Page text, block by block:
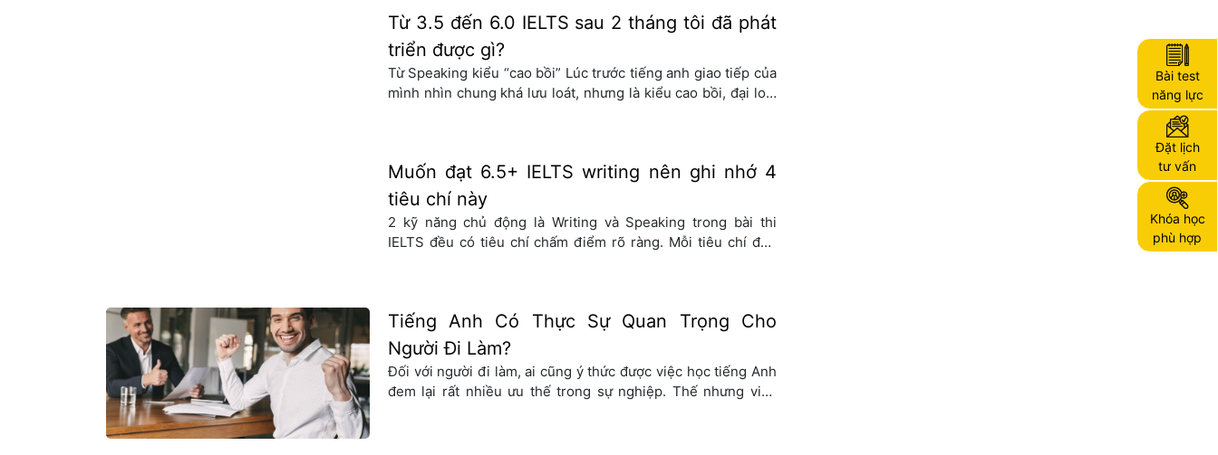
Bài test
năng lực
Đặt lịch
tư vấn
Khóa học
phù hợp
Từ 3.5 đến 6.0 IELTS sau 2 tháng tôi đã phát
triển được gì?
Từ Speaking kiểu “cao bồi” Lúc trước tiếng anh giao tiếp của
mình nhìn chung khá lưu loát, nhưng là kiểu cao bồi, đại loại
Muốn đạt 6.5+ IELTS writing nên ghi nhớ 4
tiêu chí này
2 kỹ năng chủ động là Writing và Speaking trong bài thi
IELTS đều có tiêu chí chấm điểm rõ ràng. Mỗi tiêu chí đều
Tiếng Anh Có Thực Sự Quan Trọng Cho
Người Đi Làm?
Đối với người đi làm, ai cũng ý thức được việc học tiếng Anh
đem lại rất nhiều ưu thế trong sự nghiệp. Thế nhưng việc